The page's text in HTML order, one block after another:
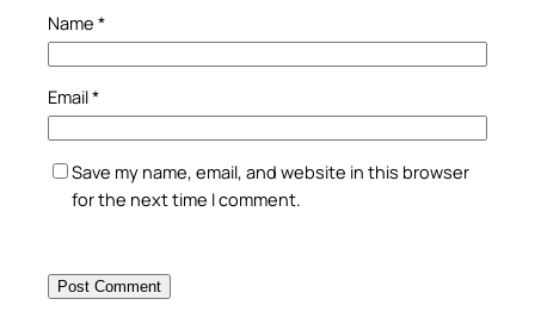
Name *
Email*
Save my name, email, and website in this browser
for the next time I comment.